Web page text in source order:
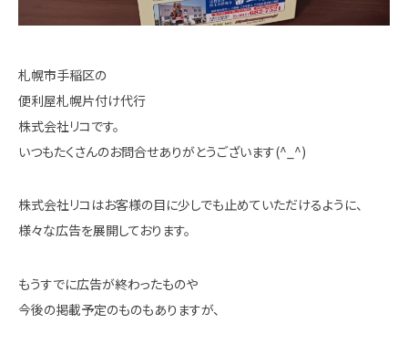
札幌市手稲区の
便利屋札幌片付け代行
株式会社リコです。
いつもたくさんのお問合せありがとうございます(^_^)
株式会社リコはお客様の目に少しでも止めていただけるように、
様々な広告を展開しております。
もうすでに広告が終わったものや
今後の掲載予定のものもありますが、